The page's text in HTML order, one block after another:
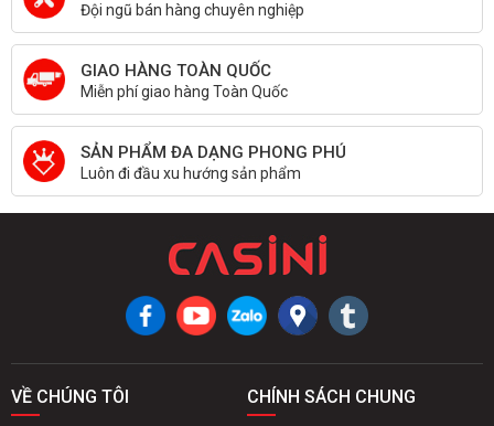
Đội ngũ bán hàng chuyên nghiệp
GIAO HÀNG TOÀN QUỐC
Miễn phí giao hàng Toàn Quốc
SẢN PHẨM ĐA DẠNG PHONG PHÚ
Luôn đi đầu xu hướng sản phẩm
VỀ CHÚNG TÔI CHÍNH SÁCH CHUNG